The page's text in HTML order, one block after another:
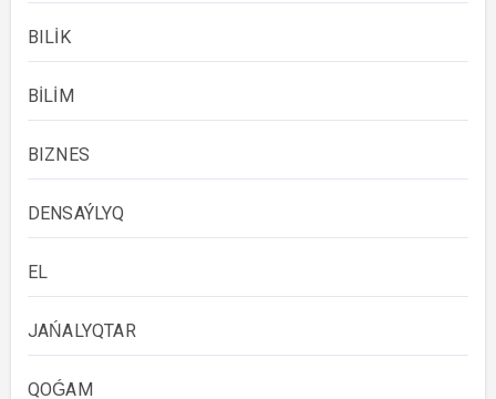
BILİK
BİLİM
BIZNES
DENSAÝLYQ
EL
JAŃALYQTAR
QOǴAM